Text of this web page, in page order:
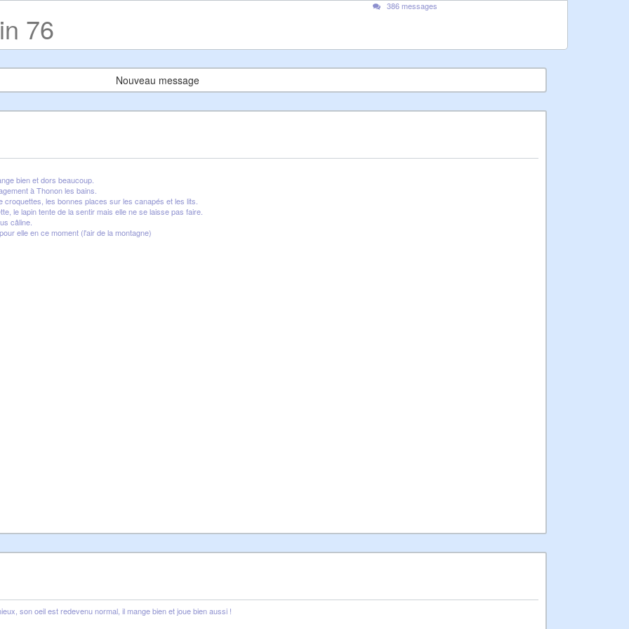
76
386 messages
Nouveau message
bien et dors beaucoup.
à Thonon les bains.
les bonnes places sur les canapés et les lits.
le lapin tente de la sentir mais elle ne se laisse pas faire.
câline.
elle en ce moment (l'air de la montagne)
son oeil est redevenu normal, il mange bien et joue bien aussi !